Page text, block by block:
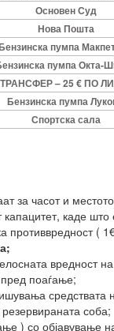
Основен Суд
Нова Пошта
пумпа
пумпа Окта-
– 25 € ПО
Бензинска пумпа
Спортска сала
за часот и
капацитет, каде
противвредност (
;
вредност
поаѓање;
средствата
соба;
) со објавување